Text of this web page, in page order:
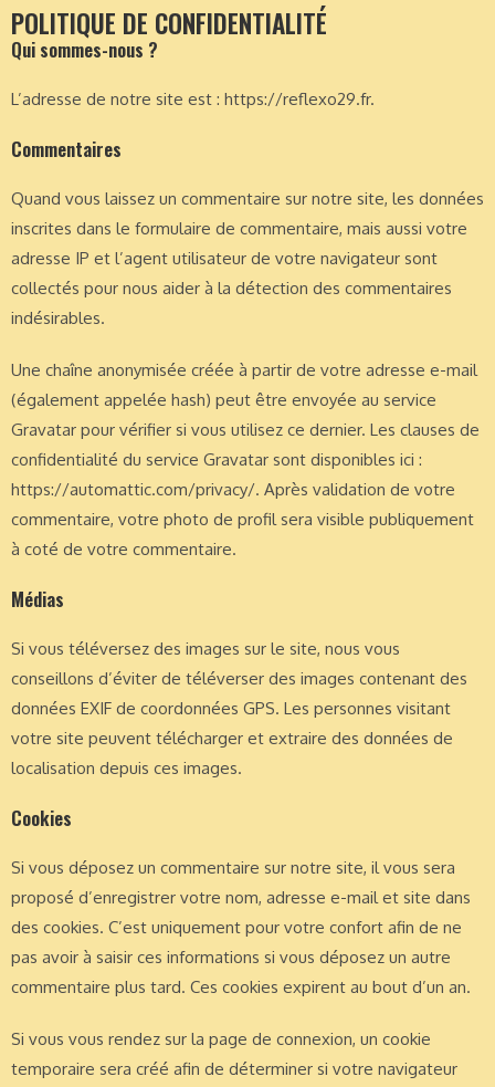
POLITIQUE DE CONFIDENTIALITÉ
Qui sommes-nous ?
L’adresse de notre site est : https://reflexo29.fr.
Commentaires
Quand vous laissez un commentaire sur notre site, les données
inscrites dans le formulaire de commentaire, mais aussi votre
adresse IP et l’agent utilisateur de votre navigateur sont
collectés pour nous aider à la détection des commentaires
indésirables.
Une chaîne anonymisée créée à partir de votre adresse e-mail
(également appelée hash) peut être envoyée au service
Gravatar pour vérifier si vous utilisez ce dernier. Les clauses de
confidentialité du service Gravatar sont disponibles ici :
https://automattic.com/privacy/. Après validation de votre
commentaire, votre photo de profil sera visible publiquement
à coté de votre commentaire.
Médias
Si vous téléversez des images sur le site, nous vous
conseillons d’éviter de téléverser des images contenant des
données EXIF de coordonnées GPS. Les personnes visitant
votre site peuvent télécharger et extraire des données de
localisation depuis ces images.
Cookies
Si vous déposez un commentaire sur notre site, il vous sera
proposé d’enregistrer votre nom, adresse e-mail et site dans
des cookies. C’est uniquement pour votre confort afin de ne
pas avoir à saisir ces informations si vous déposez un autre
commentaire plus tard. Ces cookies expirent au bout d’un an.
Si vous vous rendez sur la page de connexion, un cookie
temporaire sera créé afin de déterminer si votre navigateur